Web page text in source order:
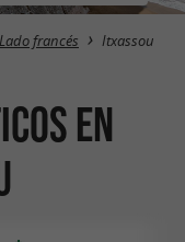
Lado francés Itxassou
en